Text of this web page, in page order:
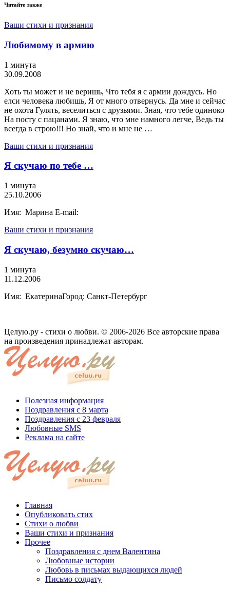
Читайте также
Ваши стихи и признания
Любимому в армию
1 минута
30.09.2008
Хоть ты может и не веришь, Что тебя я с армии дождусь. Но
елси человека любишь, Я от много отвернусь. Да мне и сейчас
не охота Гулять, веселиться с друзьями. Зная, что тебе одиноко
На посту с пацанами. Я знаю, что мне намного легче, Ведь ты
всегда в строю!!! Но знай, что и мне не …
Ваши стихи и признания
Я скучаю по тебе …
1 минута
25.10.2006
Имя: Марина E-mail:
Ваши стихи и признания
Я скучаю, безумно скучаю…
1 минута
11.12.2006
Имя: ЕкатеринаГород: Санкт-Петербург
Целую.ру - стихи о любви. © 2006-2026 Все авторские права
на произведения принадлежат авторам.
Полезная информация
Поздравления с 8 марта
Поздравления с 23 февраля
Любовные SMS
Реклама на сайте
Главная
Опубликовать стих
Стихи о любви
Ваши стихи и признания
Прочее
Поздравления с днем Валентина
Любовные истории
Любовь в письмах выдающихся людей
Письмо солдату